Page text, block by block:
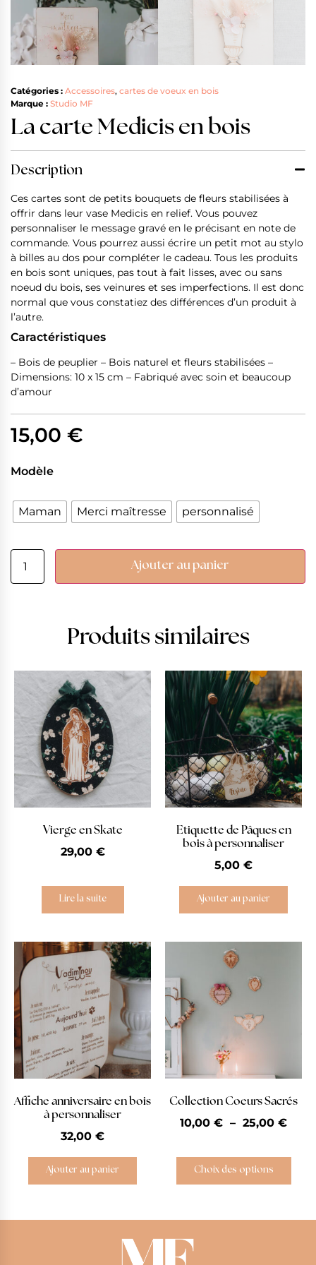
Catégories : Accessoires, cartes de voeux en bois
Marque : Studio MF
La carte Medicis en bois
Description
Ces cartes sont de petits bouquets de fleurs stabilisées à
offrir dans leur vase Medicis en relief. Vous pouvez
personnaliser le message gravé en le précisant en note de
commande. Vous pourrez aussi écrire un petit mot au stylo
à billes au dos pour compléter le cadeau. Tous les produits
en bois sont uniques, pas tout à fait lisses, avec ou sans
noeud du bois, ses veinures et ses imperfections. Il est donc
normal que vous constatiez des différences d’un produit à
l’autre.
Caractéristiques
– Bois de peuplier – Bois naturel et fleurs stabilisées –
Dimensions: 10 x 15 cm – Fabriqué avec soin et beaucoup
d’amour
15,00 €
Modèle
Maman Merci maîtresse personnalisé
Ajouter au panier
Produits similaires
Vierge en Skate
29,00 €
Lire la suite
Etiquette de Pâques en
bois à personnaliser
5,00 €
Ajouter au panier
Affiche anniversaire en bois
à personnaliser
32,00 €
Ajouter au panier
Collection Coeurs Sacrés
10,00 € – 25,00 €
Choix des options